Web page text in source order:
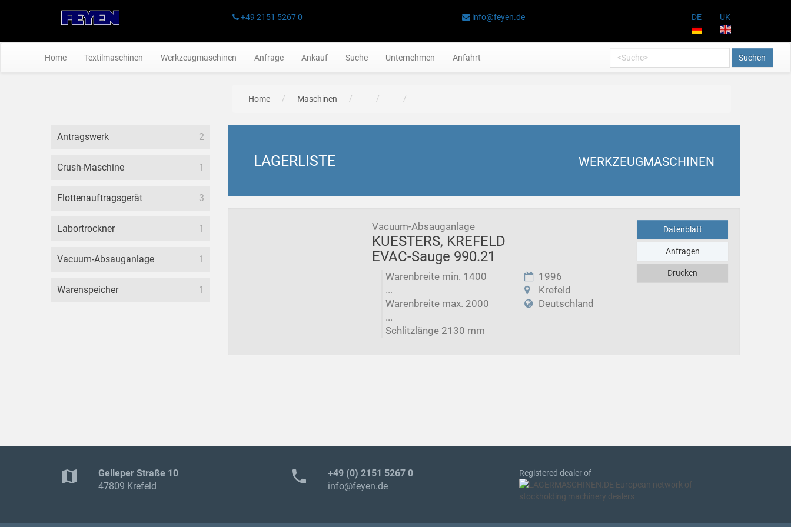
+49 2151 5267 0 info@feyen.de DE UK
Home Textilmaschinen Werkzeugmaschinen Anfrage Ankauf Suche Unternehmen Anfahrt Suchen
Home Maschinen
Antragswerk 2
Crush-Maschine 1
Flottenauftragsgerät 3
Labortrockner 1
Vacuum-Absauganlage 1
Warenspeicher 1
LAGERLISTE WERKZEUGMASCHINEN
Vacuum-Absauganlage
KUESTERS, KREFELD
EVAC-Sauge 990.21
Warenbreite min. 1400
...
Warenbreite max. 2000
...
Schlitzlänge 2130 mm
1996
Krefeld
Deutschland
Datenblatt
Anfragen
Drucken
map
Gelleper Straße 10
47809 Krefeld
phone
+49 (0) 2151 5267 0
info@feyen.de
Registered dealer of